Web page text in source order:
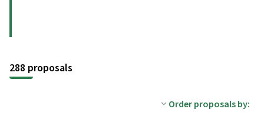
288 proposals
Order proposals by: